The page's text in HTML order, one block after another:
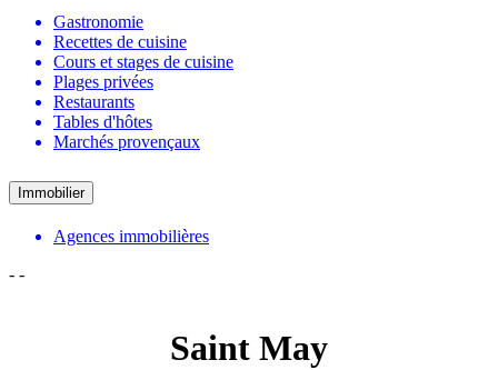
Gastronomie
Recettes de cuisine
Cours et stages de cuisine
Plages privées
Restaurants
Tables d'hôtes
Marchés provençaux
Immobilier
Agences immobilières
- -
Saint May